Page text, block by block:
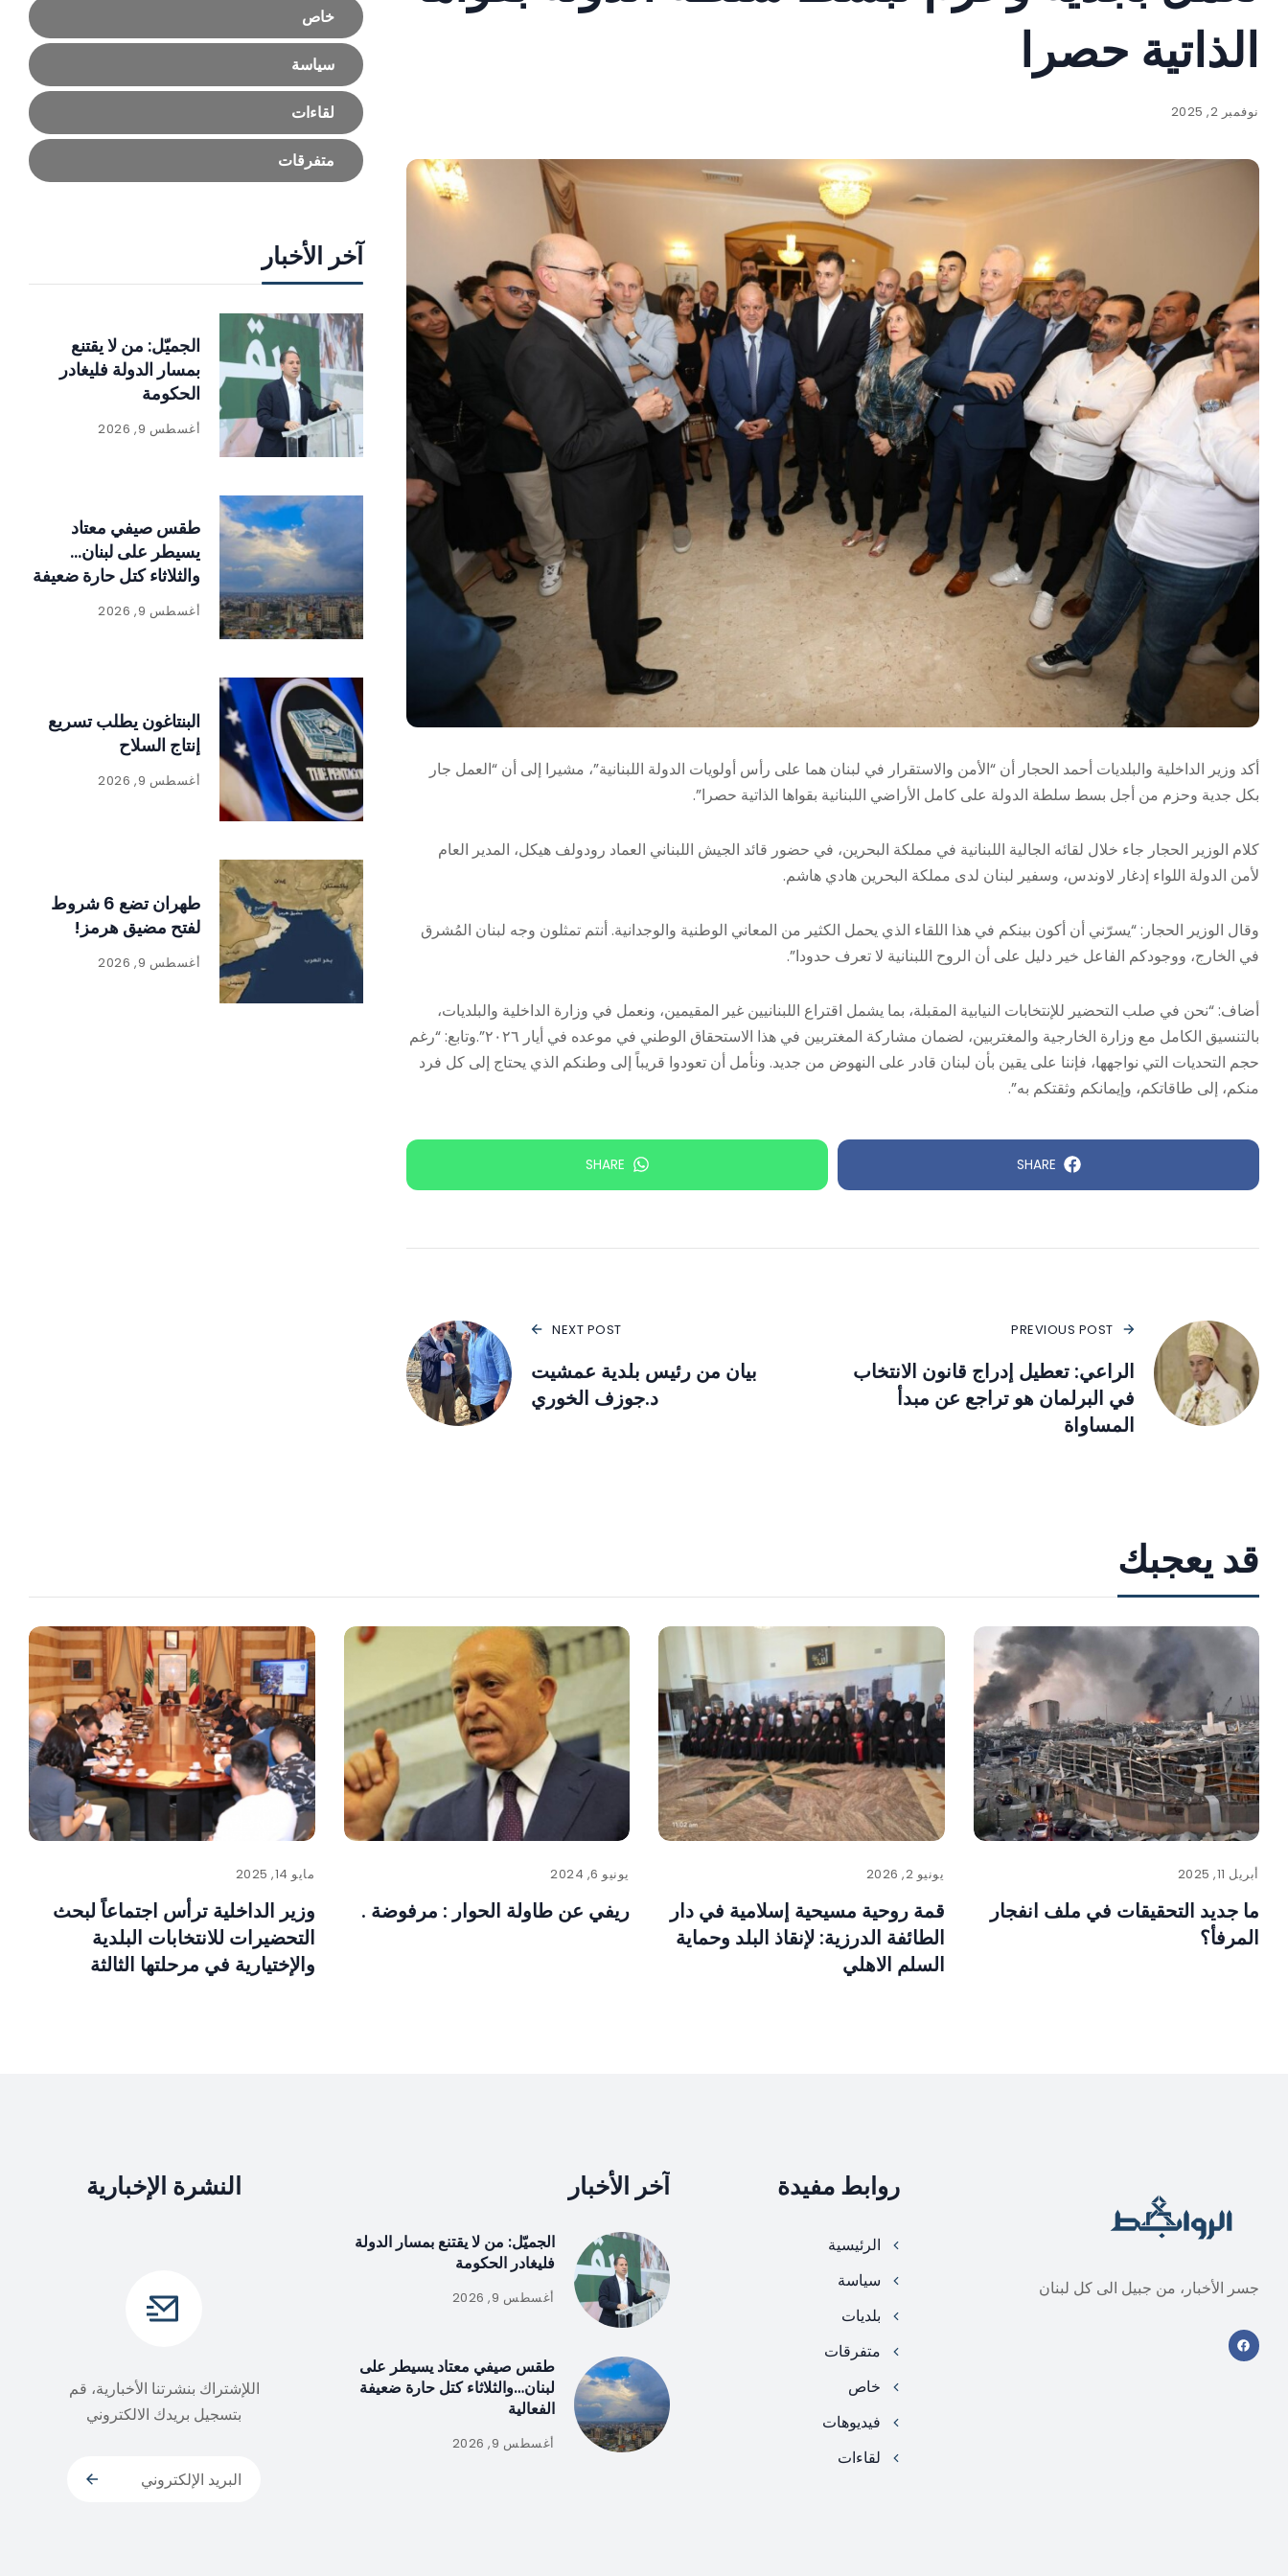
الذاتية حصرا
نوفمبر 2, 2025
أكد وزير الداخلية والبلديات أحمد الحجار أن “الأمن والاستقرار في لبنان هما على رأس أولويات الدولة اللبنانية”، مشيرا إلى أن “العمل جار
بكل جدية وحزم من أجل بسط سلطة الدولة على كامل الأراضي اللبنانية بقواها الذاتية حصرا”.
كلام الوزير الحجار جاء خلال لقائه الجالية اللبنانية في مملكة البحرين، في حضور قائد الجيش اللبناني العماد رودولف هيكل، المدير العام
لأمن الدولة اللواء إدغار لاوندس، وسفير لبنان لدى مملكة البحرين هادي هاشم.
وقال الوزير الحجار: “يسرّني أن أكون بينكم في هذا اللقاء الذي يحمل الكثير من المعاني الوطنية والوجدانية. أنتم تمثلون وجه لبنان المُشرق
في الخارج، ووجودكم الفاعل خير دليل على أن الروح اللبنانية لا تعرف حدودا”.
أضاف: “نحن في صلب التحضير للإنتخابات النيابية المقبلة، بما يشمل اقتراع اللبنانيين غير المقيمين، ونعمل في وزارة الداخلية والبلديات،
بالتنسيق الكامل مع وزارة الخارجية والمغتربين، لضمان مشاركة المغتربين في هذا الاستحقاق الوطني في موعده في أيار ٢٠٢٦”.وتابع: “رغم
حجم التحديات التي نواجهها، فإننا على يقين بأن لبنان قادر على النهوض من جديد. ونأمل أن تعودوا قريباً إلى وطنكم الذي يحتاج إلى كل فرد
منكم، إلى طاقاتكم، وإيمانكم وثقتكم به”.
SHARE
SHARE
PREVIOUS POST
الراعي: تعطيل إدراج قانون الانتخاب
في البرلمان هو تراجع عن مبدأ
المساواة
NEXT POST
بيان من رئيس بلدية عمشيت
د.جوزف الخوري
خاص
سياسة
لقاءات
متفرقات
آخر الأخبار
الجميّل: من لا يقتنع
بمسار الدولة فليغادر
الحكومة
أغسطس 9, 2026
طقس صيفي معتاد
يسيطر على لبنان…
والثلاثاء كتل حارة ضعيفة
الفعالية
أغسطس 9, 2026
البنتاغون يطلب تسريع
إنتاج السلاح
أغسطس 9, 2026
طهران تضع 6 شروط
لفتح مضيق هرمز!
أغسطس 9, 2026
قد يعجبك
أبريل 11, 2025
ما جديد التحقيقات في ملف انفجار
المرفأ؟
يونيو 2, 2026
قمة روحية مسيحية إسلامية في دار
الطائفة الدرزية: لإنقاذ البلد وحماية
السلم الاهلي
يونيو 6, 2024
ريفي عن طاولة الحوار : مرفوضة .
مايو 14, 2025
وزير الداخلية ترأس اجتماعاً لبحث
التحضيرات للانتخابات البلدية
والإختيارية في مرحلتها الثالثة
جسر الأخبار، من جبيل الى كل لبنان
روابط مفيدة
الرئيسية
سياسة
بلديات
متفرقات
خاص
فيديوهات
لقاءات
آخر الأخبار
الجميّل: من لا يقتنع بمسار الدولة
فليغادر الحكومة
أغسطس 9, 2026
طقس صيفي معتاد يسيطر على
لبنان…والثلاثاء كتل حارة ضعيفة
الفعالية
أغسطس 9, 2026
النشرة الإخبارية
اللإشتراك بنشرتنا الأخبارية، قم
بتسجيل بريدك الالكتروني